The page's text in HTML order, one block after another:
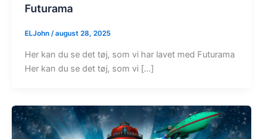
Futurama
ELJohn /august 28, 2025
Her kan du se det tøj, som vi har lavet med Futurama
Her kan du se det tøj, som vi […]